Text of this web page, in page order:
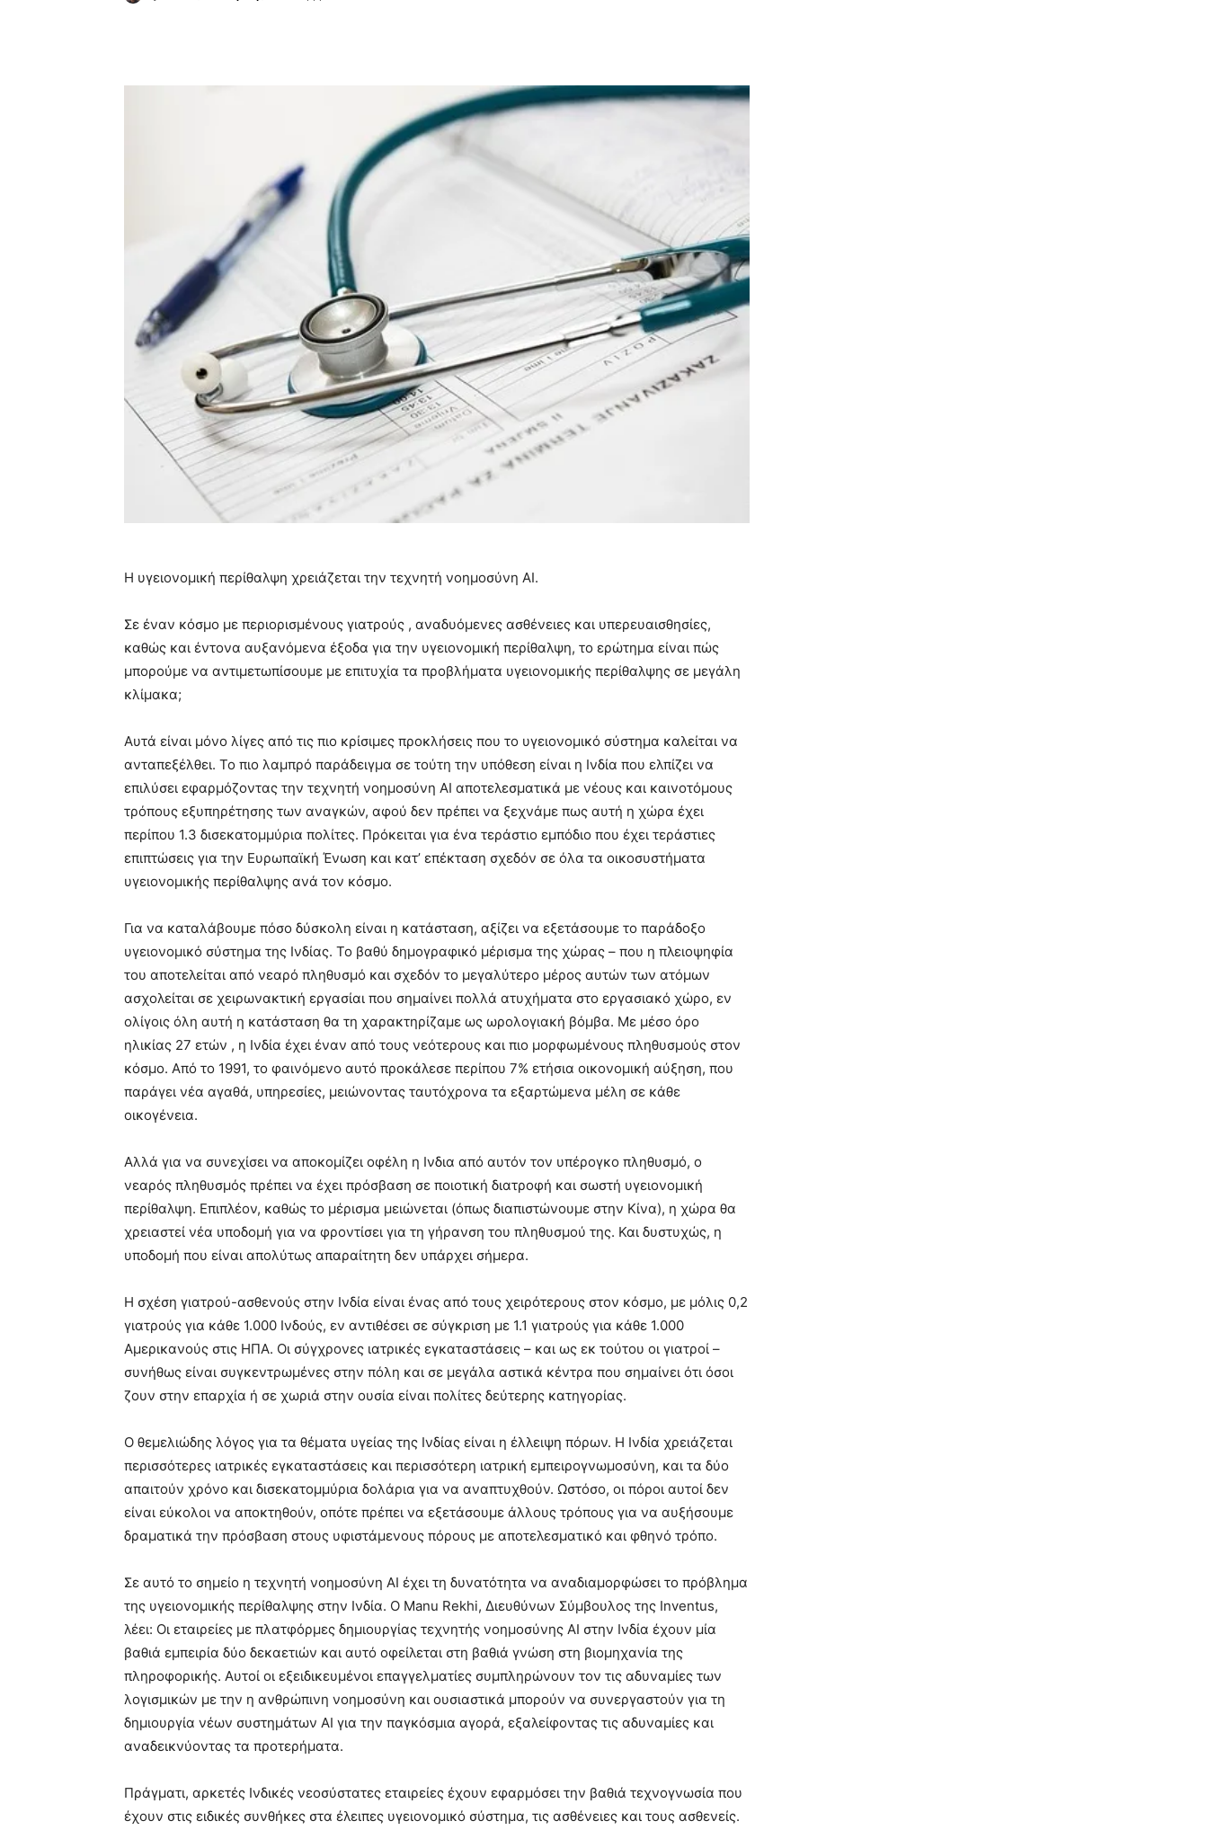
Η υγειονομική περίθαλψη χρειάζεται την τεχνητή νοημοσύνη AI.
Σε έναν κόσμο με περιορισμένους γιατρούς , αναδυόμενες ασθένειες και υπερευαισθησίες,
καθώς και έντονα αυξανόμενα έξοδα για την υγειονομική περίθαλψη, το ερώτημα είναι πώς
μπορούμε να αντιμετωπίσουμε με επιτυχία τα προβλήματα υγειονομικής περίθαλψης σε μεγάλη
κλίμακα;
Αυτά είναι μόνο λίγες από τις πιο κρίσιμες προκλήσεις που το υγειονομικό σύστημα καλείται να
ανταπεξέλθει. Το πιο λαμπρό παράδειγμα σε τούτη την υπόθεση είναι η Ινδία που ελπίζει να
επιλύσει εφαρμόζοντας την τεχνητή νοημοσύνη AI αποτελεσματικά με νέους και καινοτόμους
τρόπους εξυπηρέτησης των αναγκών, αφού δεν πρέπει να ξεχνάμε πως αυτή η χώρα έχει
περίπου 1.3 δισεκατομμύρια πολίτες. Πρόκειται για ένα τεράστιο εμπόδιο που έχει τεράστιες
επιπτώσεις για την Ευρωπαϊκή Ένωση και κατ’ επέκταση σχεδόν σε όλα τα οικοσυστήματα
υγειονομικής περίθαλψης ανά τον κόσμο.
Για να καταλάβουμε πόσο δύσκολη είναι η κατάσταση, αξίζει να εξετάσουμε το παράδοξο
υγειονομικό σύστημα της Ινδίας. Το βαθύ δημογραφικό μέρισμα της χώρας – που η πλειοψηφία
του αποτελείται από νεαρό πληθυσμό και σχεδόν το μεγαλύτερο μέρος αυτών των ατόμων
ασχολείται σε χειρωνακτική εργασίαι που σημαίνει πολλά ατυχήματα στο εργασιακό χώρο, εν
ολίγοις όλη αυτή η κατάσταση θα τη χαρακτηρίζαμε ως ωρολογιακή βόμβα. Με μέσο όρο
ηλικίας 27 ετών , η Ινδία έχει έναν από τους νεότερους και πιο μορφωμένους πληθυσμούς στον
κόσμο. Από το 1991, το φαινόμενο αυτό προκάλεσε περίπου 7% ετήσια οικονομική αύξηση, που
παράγει νέα αγαθά, υπηρεσίες, μειώνοντας ταυτόχρονα τα εξαρτώμενα μέλη σε κάθε
οικογένεια.
Αλλά για να συνεχίσει να αποκομίζει οφέλη η Ινδια από αυτόν τον υπέρογκο πληθυσμό, ο
νεαρός πληθυσμός πρέπει να έχει πρόσβαση σε ποιοτική διατροφή και σωστή υγειονομική
περίθαλψη. Επιπλέον, καθώς το μέρισμα μειώνεται (όπως διαπιστώνουμε στην Κίνα), η χώρα θα
χρειαστεί νέα υποδομή για να φροντίσει για τη γήρανση του πληθυσμού της. Και δυστυχώς, η
υποδομή που είναι απολύτως απαραίτητη δεν υπάρχει σήμερα.
Η σχέση γιατρού-ασθενούς στην Ινδία είναι ένας από τους χειρότερους στον κόσμο, με μόλις 0,2
γιατρούς για κάθε 1.000 Ινδούς, εν αντιθέσει σε σύγκριση με 1.1 γιατρούς για κάθε 1.000
Αμερικανούς στις ΗΠΑ. Οι σύγχρονες ιατρικές εγκαταστάσεις – και ως εκ τούτου οι γιατροί –
συνήθως είναι συγκεντρωμένες στην πόλη και σε μεγάλα αστικά κέντρα που σημαίνει ότι όσοι
ζουν στην επαρχία ή σε χωριά στην ουσία είναι πολίτες δεύτερης κατηγορίας.
Ο θεμελιώδης λόγος για τα θέματα υγείας της Ινδίας είναι η έλλειψη πόρων. Η Ινδία χρειάζεται
περισσότερες ιατρικές εγκαταστάσεις και περισσότερη ιατρική εμπειρογνωμοσύνη, και τα δύο
απαιτούν χρόνο και δισεκατομμύρια δολάρια για να αναπτυχθούν. Ωστόσο, οι πόροι αυτοί δεν
είναι εύκολοι να αποκτηθούν, οπότε πρέπει να εξετάσουμε άλλους τρόπους για να αυξήσουμε
δραματικά την πρόσβαση στους υφιστάμενους πόρους με αποτελεσματικό και φθηνό τρόπο.
Σε αυτό το σημείο η τεχνητή νοημοσύνη AI έχει τη δυνατότητα να αναδιαμορφώσει το πρόβλημα
της υγειονομικής περίθαλψης στην Ινδία. Ο Manu Rekhi, Διευθύνων Σύμβουλος της Inventus,
λέει: Οι εταιρείες με πλατφόρμες δημιουργίας τεχνητής νοημοσύνης AI στην Ινδία έχουν μία
βαθιά εμπειρία δύο δεκαετιών και αυτό οφείλεται στη βαθιά γνώση στη βιομηχανία της
πληροφορικής. Αυτοί οι εξειδικευμένοι επαγγελματίες συμπληρώνουν τον τις αδυναμίες των
λογισμικών με την η ανθρώπινη νοημοσύνη και ουσιαστικά μπορούν να συνεργαστούν για τη
δημιουργία νέων συστημάτων AI για την παγκόσμια αγορά, εξαλείφοντας τις αδυναμίες και
αναδεικνύοντας τα προτερήματα.
Πράγματι, αρκετές Ινδικές νεοσύστατες εταιρείες έχουν εφαρμόσει την βαθιά τεχνογνωσία που
έχουν στις ειδικές συνθήκες στα έλειπες υγειονομικό σύστημα, τις ασθένειες και τους ασθενείς.